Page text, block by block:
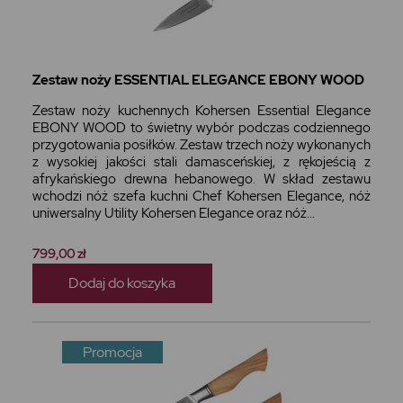
Zestaw noży ESSENTIAL ELEGANCE EBONY WOOD
Zestaw noży kuchennych Kohersen Essential Elegance
EBONY WOOD to świetny wybór podczas codziennego
przygotowania posiłków. Zestaw trzech noży wykonanych
z wysokiej jakości stali damasceńskiej, z rękojeścią z
afrykańskiego drewna hebanowego. W skład zestawu
wchodzi nóż szefa kuchni Chef Kohersen Elegance, nóż
uniwersalny Utility Kohersen Elegance oraz nóż...
799,00 zł
Dodaj do koszyka
Promocja